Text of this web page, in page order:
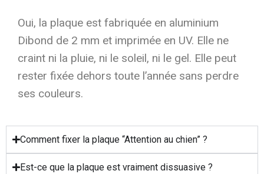
Oui, la plaque est fabriquée en aluminium
Dibond de 2 mm et imprimée en UV. Elle ne
craint ni la pluie, ni le soleil, ni le gel. Elle peut
rester fixée dehors toute l’année sans perdre
ses couleurs.
Comment fixer la plaque “Attention au chien” ?
Est-ce que la plaque est vraiment dissuasive ?